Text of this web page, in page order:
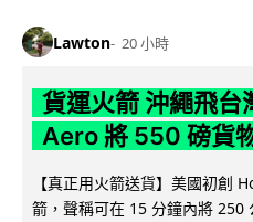
Lawton 20 小時
貨運火箭 沖繩飛台
Aero 將 550 磅貨
【真正用火箭送貨】美國初創
箭，聲稱可在 15 分鐘內將 250